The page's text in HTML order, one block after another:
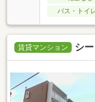
バス・トイ
賃貸マンション シ